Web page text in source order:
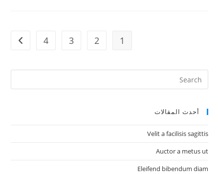
1
2
3
4
page
أحدث المقالات
Velit a facilisis sagittis
Auctor a metus ut
Eleifend bibendum diam